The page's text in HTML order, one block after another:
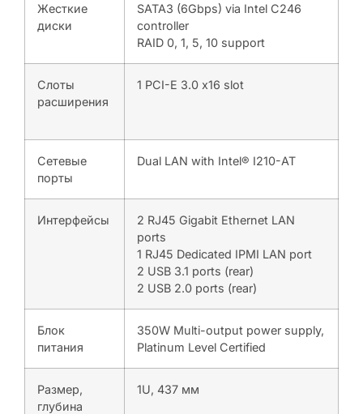
Жесткие
диски
SATA3 (6Gbps) via Intel C246
controller
RAID 0, 1, 5, 10 support
Слоты
расширения
1 PCI-E 3.0 x16 slot
Сетевые
порты
Dual LAN with Intel® I210-AT
Интерфейсы
2 RJ45 Gigabit Ethernet LAN
ports
1 RJ45 Dedicated IPMI LAN port
2 USB 3.1 ports (rear)
2 USB 2.0 ports (rear)
Блок
питания
350W Multi-output power supply,
Platinum Level Certified
Размер,
глубина
1U, 437 мм